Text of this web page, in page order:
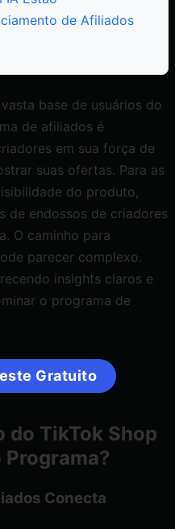
de Afiliados
base de usuários do
de afiliados é
em sua força de
suas ofertas. Para as
do produto,
de endossos de criadores
O caminho para
parecer complexo.
insights claros e
o programa de
Gratuito
do TikTok Shop
Programa?
Conecta